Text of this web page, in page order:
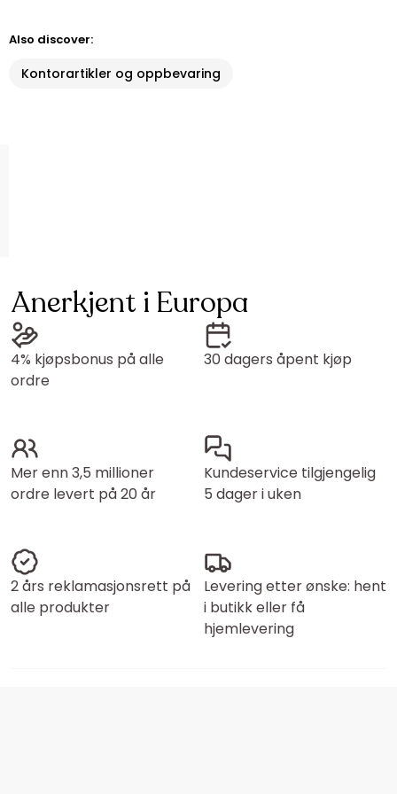
Also discover:
Kontorartikler og oppbevaring
Anerkjent i Europa
4% kjøpsbonus på alle
ordre
30 dagers åpent kjøp
Mer enn 3,5 millioner
ordre levert på 20 år
Kundeservice tilgjengelig
5 dager i uken
2 års reklamasjonsrett på
alle produkter
Levering etter ønske: hent
i butikk eller få
hjemlevering